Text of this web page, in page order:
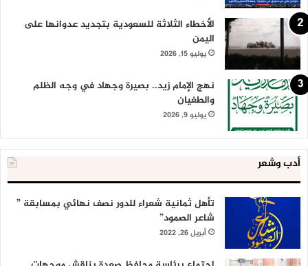
الأخطاء الثلاثة للسعودية بتجديد عدوانها على
اليمن
يوليو 15, 2026
نهج الإمام زيد.. بصيرة وجهاد في وجه الظلم
والطغيان
يوليو 9, 2026
أدب وشعر
تأهل ثمانية شعراء للدور نصف نهائي بمسابقة ”
شاعر الصمود”
أبريل 26, 2022